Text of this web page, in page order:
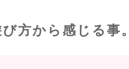
方から感じる事。